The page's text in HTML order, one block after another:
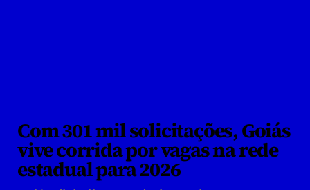
Com 301 mil solicitações, Goiás
vive corrida por vagas na rede
estadual para 2026